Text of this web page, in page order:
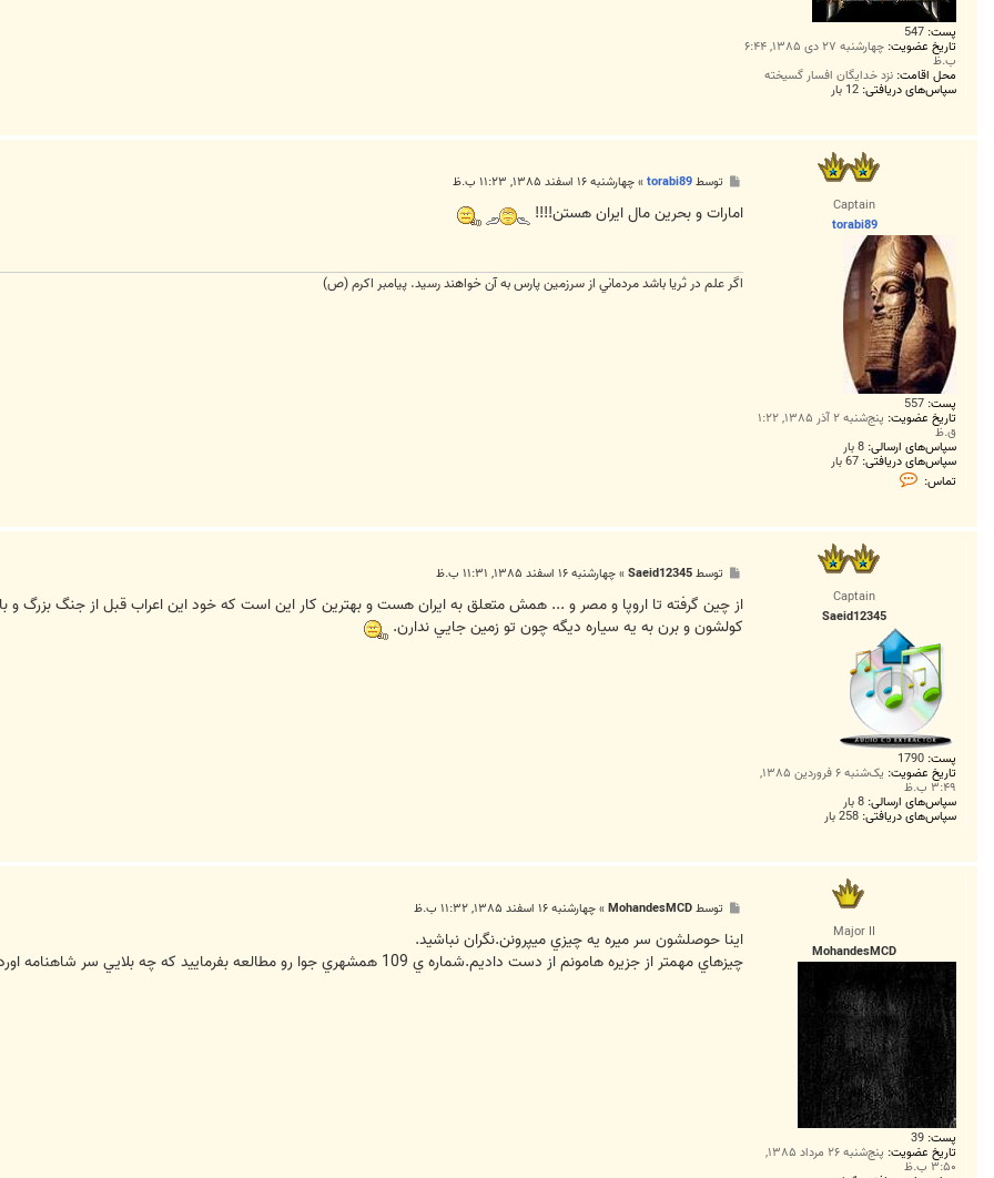
پست: 547
تاریخ عضویت: چهارشنبه ۲۷ دی ۱۳۸۵, ۶:۴۴
ب.ظ
محل اقامت: نزد خدايگان افسار گسيخته
سپاس‌های دریافتی: 12 بار
Captain
torabi89
پست: 557
تاریخ عضویت: پنج‌شنبه ۲ آذر ۱۳۸۵, ۱:۲۲
ق.ظ
سپاس‌های ارسالی: 8 بار
سپاس‌های دریافتی: 67 بار
تماس:
ت
t
9
ت
توسطtorabi89
»چهارشنبه ۱۶ اسفند ۱۳۸۵, ۱۱:۲۳ ب.ظ
امارات و بحرين مال ايران هستن!!!!
اگر علم در ثريا باشد مردماني از سرزمين پارس به آن خواهند رسيد. پيامبر اکرم (ص)
Captain
Saeid12345
پست: 1790
تاریخ عضویت: یک‌شنبه ۶ فروردین ۱۳۸۵,
۳:۴۹ ب.ظ
سپاس‌های ارسالی: 8 بار
سپاس‌های دریافتی: 258 بار
ت
توسطSaeid12345
»چهارشنبه ۱۶ اسفند ۱۳۸۵, ۱۱:۳۱ ب.ظ
از چين گرفته تا اروپا و مصر و ... همش متعلق به ايران هست و بهترين کار اين است که خود اين اعراب قبل از جنگ بزرگ و
کولشون و برن به يه سياره ديگه چون تو زمين جايي ندارن.
Major II
MohandesMCD
پست: 39
تاریخ عضویت: پنج‌شنبه ۲۶ مرداد ۱۳۸۵,
۳:۵۰ ب.ظ
ت
توسطMohandesMCD
»چهارشنبه ۱۶ اسفند ۱۳۸۵, ۱۱:۳۲ ب.ظ
اينا حوصلشون سر ميره يه چيزي ميپرونن.نگران نباشيد.
چيزهاي مهمتر از جزيره هامونم از دست داديم.شماره ي 109 همشهري جوا رو مطالعه بفرماييد كه چه بلايي سر شاهنامه اوردن اونوقت متوجه ميشيد